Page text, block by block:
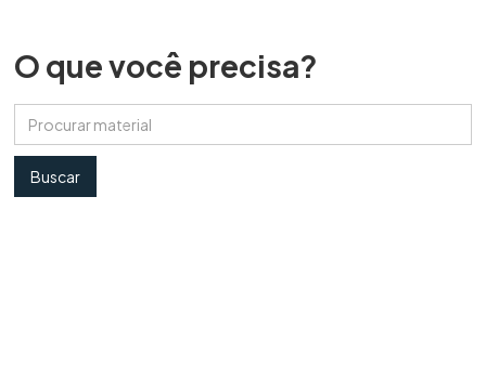
O que você precisa?